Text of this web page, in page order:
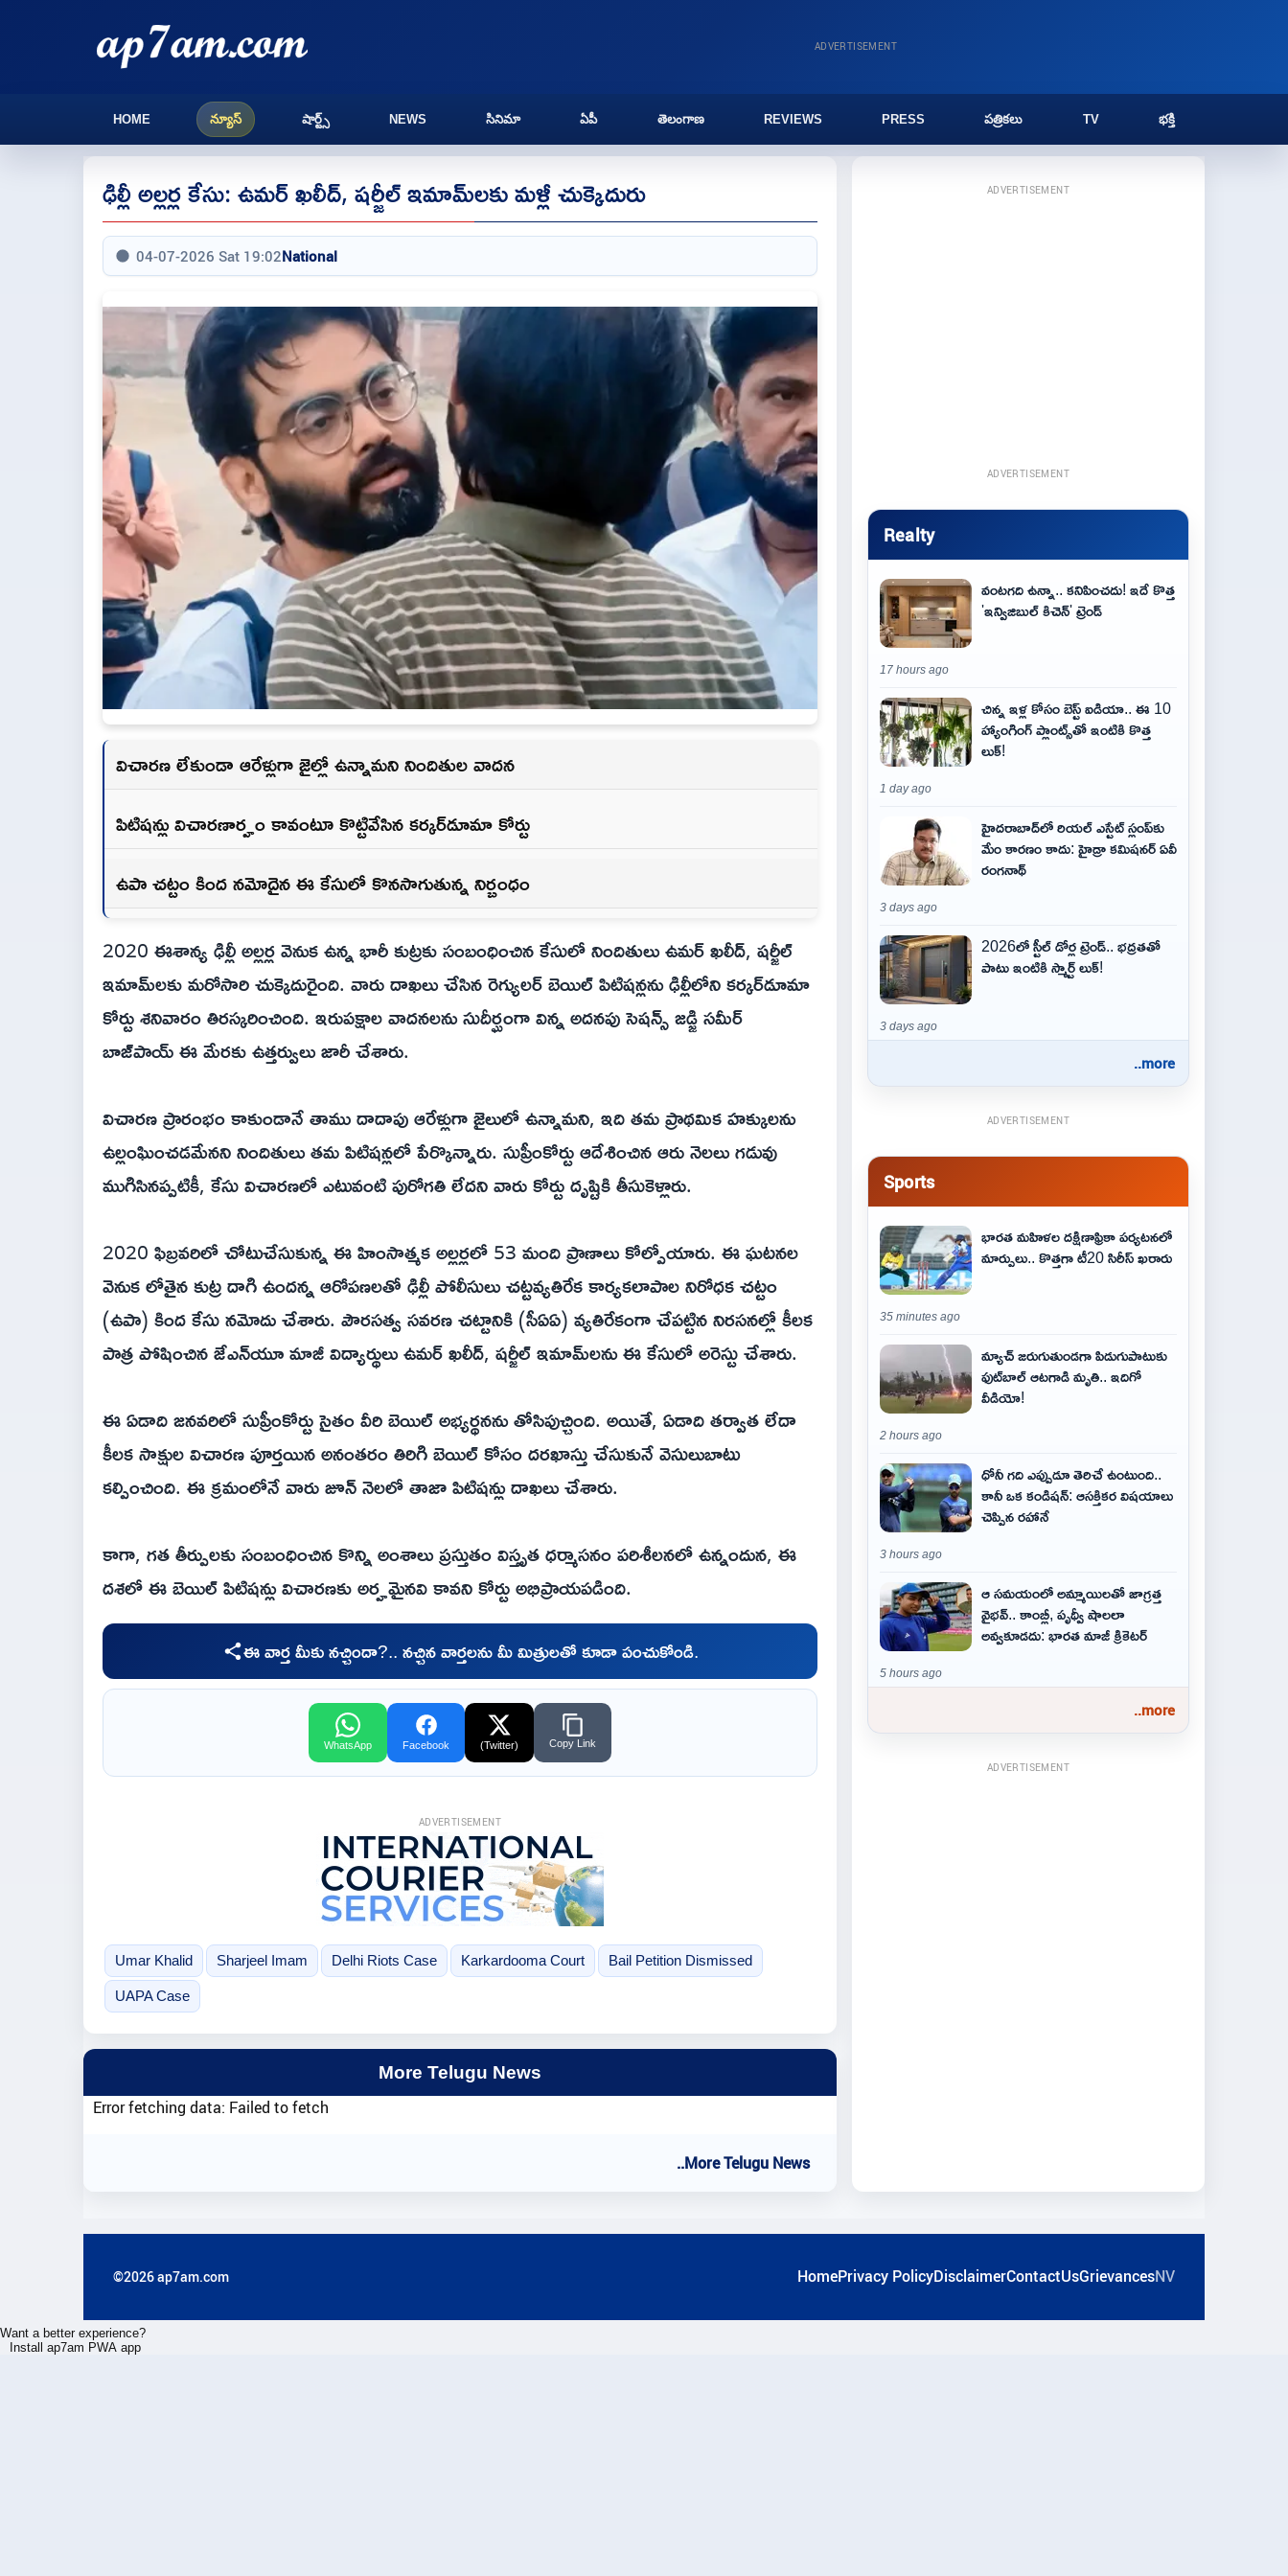
ADVERTISEMENT
HOME న్యూస్ షార్ట్స్ NEWS సినిమా ఏపీ తెలంగాణ REVIEWS PRESS పత్రికలు TV భక్తి
ఢిల్లీ అల్లర్ల కేసు: ఉమర్ ఖలీద్, షర్జీల్ ఇమామ్‌లకు మళ్లీ చుక్కెదురు
04-07-2026 Sat 19:02National
విచారణ లేకుండా ఆరేళ్లుగా జైల్లో ఉన్నామని నిందితుల వాదన
పిటిషన్లు విచారణార్హం కావంటూ కొట్టివేసిన కర్కర్‌డూమా కోర్టు
ఉపా చట్టం కింద నమోదైన ఈ కేసులో కొనసాగుతున్న నిర్బంధం
2020 ఈశాన్య ఢిల్లీ అల్లర్ల వెనుక ఉన్న భారీ కుట్రకు సంబంధించిన కేసులో నిందితులు ఉమర్ ఖలీద్, షర్జీల్
ఇమామ్‌లకు మరోసారి చుక్కెదురైంది. వారు దాఖలు చేసిన రెగ్యులర్ బెయిల్ పిటిషన్లను ఢిల్లీలోని కర్కర్‌డూమా
కోర్టు శనివారం తిరస్కరించింది. ఇరుపక్షాల వాదనలను సుదీర్ఘంగా విన్న అదనపు సెషన్స్ జడ్జి సమీర్
బాజ్‌పాయ్ ఈ మేరకు ఉత్తర్వులు జారీ చేశారు.
విచారణ ప్రారంభం కాకుండానే తాము దాదాపు ఆరేళ్లుగా జైలులో ఉన్నామని, ఇది తమ ప్రాథమిక హక్కులను
ఉల్లంఘించడమేనని నిందితులు తమ పిటిషన్లలో పేర్కొన్నారు. సుప్రీంకోర్టు ఆదేశించిన ఆరు నెలలు గడువు
ముగిసినప్పటికీ, కేసు విచారణలో ఎటువంటి పురోగతి లేదని వారు కోర్టు దృష్టికి తీసుకెళ్లారు.
2020 ఫిబ్రవరిలో చోటుచేసుకున్న ఈ హింసాత్మక అల్లర్లలో 53 మంది ప్రాణాలు కోల్పోయారు. ఈ ఘటనల
వెనుక లోతైన కుట్ర దాగి ఉందన్న ఆరోపణలతో ఢిల్లీ పోలీసులు చట్టవ్యతిరేక కార్యకలాపాల నిరోధక చట్టం
(ఉపా) కింద కేసు నమోదు చేశారు. పౌరసత్వ సవరణ చట్టానికి (సీఏఏ) వ్యతిరేకంగా చేపట్టిన నిరసనల్లో కీలక
పాత్ర పోషించిన జేఎన్‌యూ మాజీ విద్యార్థులు ఉమర్ ఖలీద్, షర్జీల్ ఇమామ్‌లను ఈ కేసులో అరెస్టు చేశారు.
ఈ ఏడాది జనవరిలో సుప్రీంకోర్టు సైతం వీరి బెయిల్ అభ్యర్థనను తోసిపుచ్చింది. అయితే, ఏడాది తర్వాత లేదా
కీలక సాక్షుల విచారణ పూర్తయిన అనంతరం తిరిగి బెయిల్ కోసం దరఖాస్తు చేసుకునే వెసులుబాటు
కల్పించింది. ఈ క్రమంలోనే వారు జూన్‌ నెలలో తాజా పిటిషన్లు దాఖలు చేశారు.
కాగా, గత తీర్పులకు సంబంధించిన కొన్ని అంశాలు ప్రస్తుతం విస్తృత ధర్మాసనం పరిశీలనలో ఉన్నందున, ఈ
దశలో ఈ బెయిల్ పిటిషన్లు విచారణకు అర్హమైనవి కావని కోర్టు అభిప్రాయపడింది.
ఈ వార్త మీకు నచ్చిందా?.. నచ్చిన వార్తలను మీ మిత్రులతో కూడా పంచుకోండి.
WhatsApp Facebook (Twitter) Copy Link
ADVERTISEMENT
Umar Khalid Sharjeel Imam Delhi Riots Case Karkardooma Court Bail Petition Dismissed
UAPA Case
More Telugu News
Error fetching data: Failed to fetch
..More Telugu News
ADVERTISEMENT
ADVERTISEMENT
Realty
వంటగది ఉన్నా.. కనిపించదు! ఇదే కొత్త
'ఇన్విజిబుల్ కిచెన్' ట్రెండ్
17 hours ago
చిన్న ఇళ్ల కోసం బెస్ట్ ఐడియా.. ఈ 10
హ్యాంగింగ్ ప్లాంట్స్‌తో ఇంటికి కొత్త
లుక్!
1 day ago
హైదరాబాద్‌లో రియల్ ఎస్టేట్ స్లంప్‌కు
మేం కారణం కాదు: హైడ్రా కమిషనర్ ఏవీ
రంగనాథ్
3 days ago
2026లో స్టీల్ డోర్ల ట్రెండ్.. భద్రతతో
పాటు ఇంటికి స్మార్ట్ లుక్!
3 days ago
..more
ADVERTISEMENT
Sports
భారత మహిళల దక్షిణాఫ్రికా పర్యటనలో
మార్పులు.. కొత్తగా టీ20 సిరీస్ ఖరారు
35 minutes ago
మ్యాచ్ జరుగుతుండగా పిడుగుపాటుకు
ఫుట్‌బాల్ ఆటగాడి మృతి.. ఇదిగో
వీడియో!
2 hours ago
ధోనీ గది ఎప్పుడూ తెరిచే ఉంటుంది..
కానీ ఒక కండిషన్: ఆసక్తికర విషయాలు
చెప్పిన రహానే
3 hours ago
ఆ స‌మ‌యంలో అమ్మాయిల‌తో జాగ్ర‌త్త‌
వైభ‌వ్‌.. కాంబ్లీ, పృథ్వీ షాలలా
అవ్వ‌కూడ‌దు: భార‌త మాజీ క్రికెట‌ర్‌
5 hours ago
..more
ADVERTISEMENT
©2026 ap7am.com HomePrivacy PolicyDisclaimerContactUsGrievancesNV
Want a better experience?
Install ap7am PWA app